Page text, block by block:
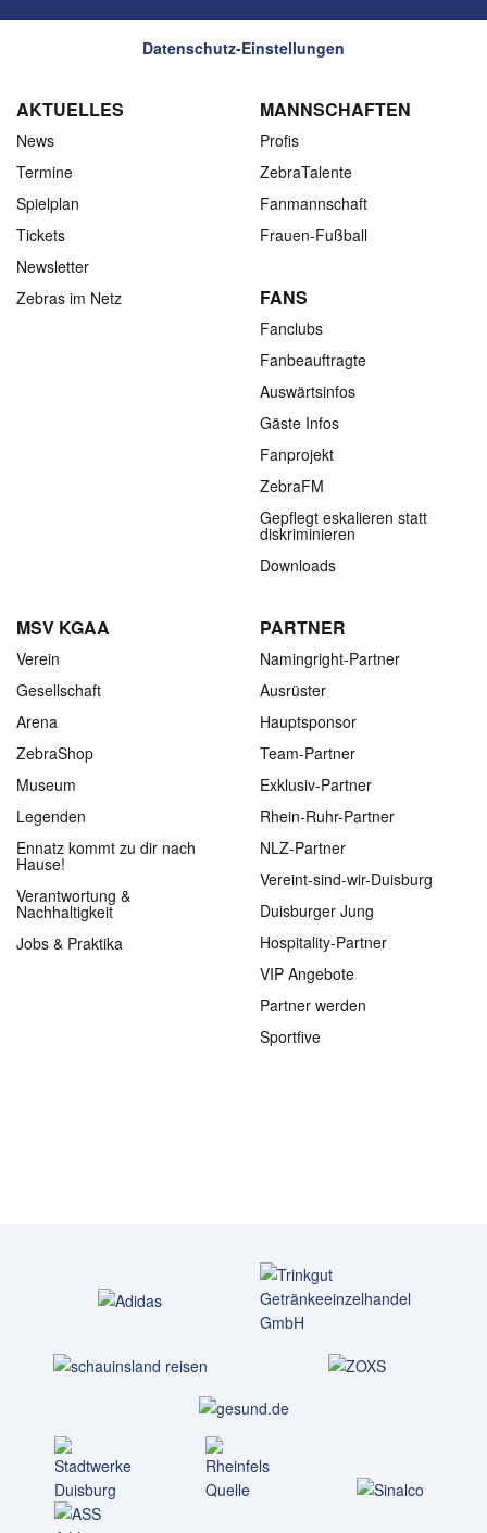
Datenschutz-Einstellungen
AKTUELLES
News
Termine
Spielplan
Tickets
Newsletter
Zebras im Netz
MANNSCHAFTEN
Profis
ZebraTalente
Fanmannschaft
Frauen-Fußball
FANS
Fanclubs
Fanbeauftragte
Auswärtsinfos
Gäste Infos
Fanprojekt
ZebraFM
Gepflegt eskalieren statt
diskriminieren
Downloads
MSV KGAA
Verein
Gesellschaft
Arena
ZebraShop
Museum
Legenden
Ennatz kommt zu dir nach
Hause!
Verantwortung &
Nachhaltigkeit
Jobs & Praktika
PARTNER
Namingright-Partner
Ausrüster
Hauptsponsor
Team-Partner
Exklusiv-Partner
Rhein-Ruhr-Partner
NLZ-Partner
Vereint-sind-wir-Duisburg
Duisburger Jung
Hospitality-Partner
VIP Angebote
Partner werden
Sportfive